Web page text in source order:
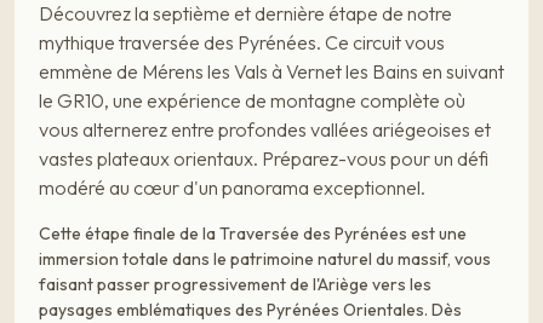
Découvrez la septième et dernière étape de notre
mythique traversée des Pyrénées. Ce circuit vous
emmène de Mérens les Vals à Vernet les Bains en suivant
le GR10, une expérience de montagne complète où
vous alternerez entre profondes vallées ariégeoises et
vastes plateaux orientaux. Préparez-vous pour un défi
modéré au cœur d'un panorama exceptionnel.
Cette étape finale de la Traversée des Pyrénées est une
immersion totale dans le patrimoine naturel du massif, vous
faisant passer progressivement de l'Ariège vers les
paysages emblématiques des Pyrénées Orientales. Dès